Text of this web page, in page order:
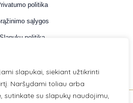
slapukai, siekiant užtikrinti
Naršydami toliau arba
sutinkate su slapukų naudojimu,
politika
sąlygos
Slapukų politika
Informacija